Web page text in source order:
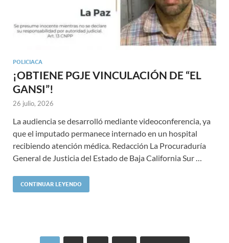
POLICIACA
¡OBTIENE PGJE VINCULACIÓN DE “EL
GANSI”!
26 julio, 2026
La audiencia se desarrolló mediante videoconferencia, ya
que el imputado permanece internado en un hospital
recibiendo atención médica. Redacción La Procuraduría
General de Justicia del Estado de Baja California Sur …
CONTINUAR LEYENDO